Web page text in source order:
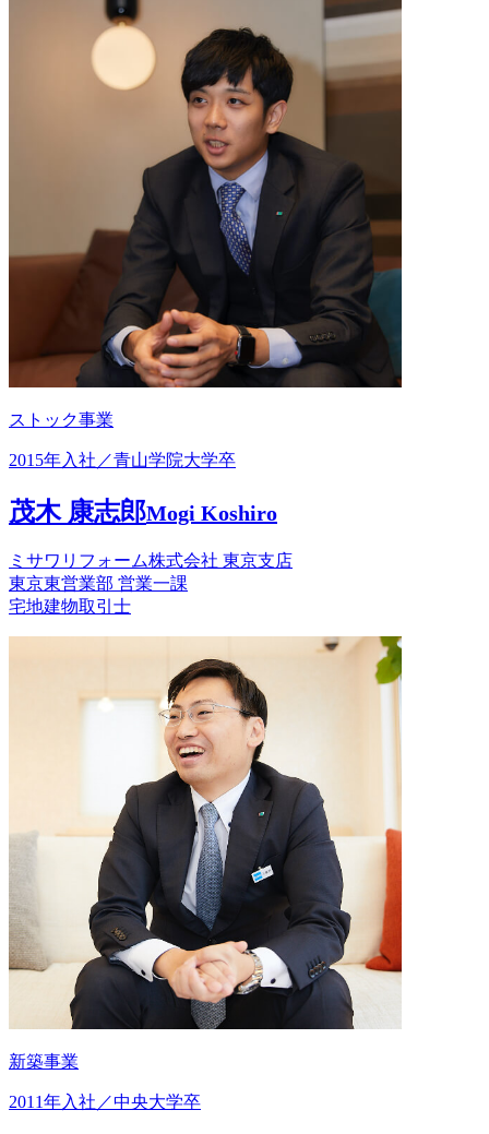
ストック事業
2015年入社／青山学院大学卒
茂木 康志郎Mogi Koshiro
ミサワリフォーム株式会社 東京支店
東京東営業部 営業一課
宅地建物取引士
新築事業
2011年入社／中央大学卒